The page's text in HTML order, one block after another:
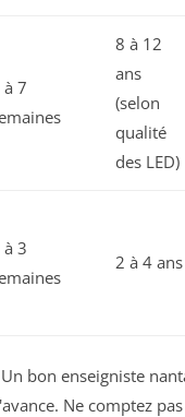
à 7
8 à 12
ans
(selon
qualité
des LED)
à 3
2 à 4 ans
bon enseigniste
Ne comptez pas